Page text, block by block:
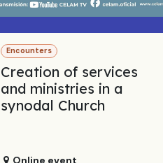
Encounters
Creation of services
and ministries in a
synodal Church
Online event